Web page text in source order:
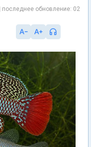
последнее обновление: 02